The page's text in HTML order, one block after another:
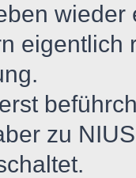
wieder
eigentlich
zu